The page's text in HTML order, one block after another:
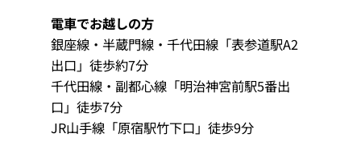
電車でお越しの方
銀座線・半蔵門線‧千代田線「表参道駅A2
出口」徒歩約7分
千代田線‧副都心線「明治神宮前駅5番出
口」徒歩7分
JR山手線「原宿駅竹下口」徒歩9分